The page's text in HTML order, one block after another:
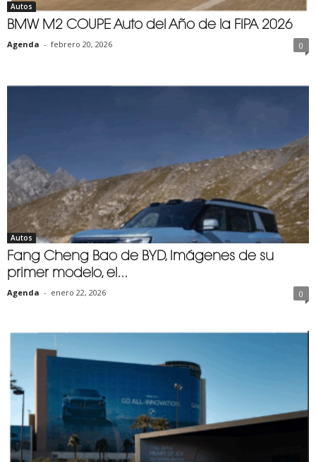
Autos
BMW M2 COUPE Auto del Año de la FIPA 2026
Agenda - febrero 20, 2026 0
Autos
Fang Cheng Bao de BYD, Imágenes de su
primer modelo, el...
Agenda - enero 22, 2026 0